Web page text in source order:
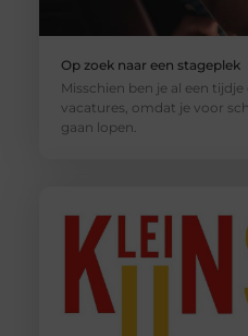
Op zoek naar een stageplek
Misschien ben je al een
vacatures, omdat je voor
gaan lopen.